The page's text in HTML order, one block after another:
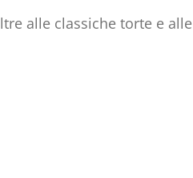
alle classiche torte e alle